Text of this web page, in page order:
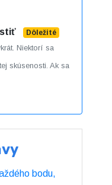
Dôležité
Niektorí sa
skúsenosti. Ak sa
bodu,